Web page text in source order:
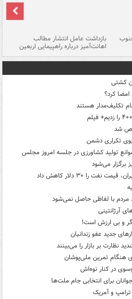
بازداشت عامل انتشار مطالب
اهانت‌آمیز درباره راهپیمایی اربعین
کشتی
کرد؟
تکلیف‌مدار هستند
شد
تکراری دشمن
تولید کشاورزی در جلسه امروز مجلس
برگزار می‌شود
را ۳۰ دلار کاهش داد
مردم با لفاظی حاصل نمی‌شود
آرژانتینی
و بی ارزش است!
جدید عفو زندانیان
نظارت بر بازار را می‌بینند
هنگام تمرین ملی‌پوشان
در کنار نوه‌اش
ترامپ و آمریک